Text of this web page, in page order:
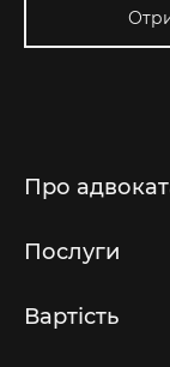
Про
Послуги
Вартість